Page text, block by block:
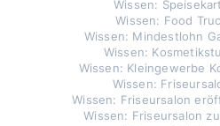
Wissen:
Wissen: Food
Wissen: Mindestlohn
Wissen:
Wissen: Kleingewerbe
Wissen:
Wissen: Friseursalon
Wissen: Friseursalon